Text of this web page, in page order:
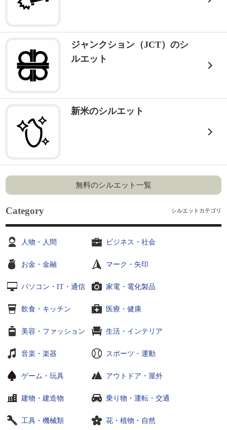
ジャンクション（JCT）のシ
ルエット
新米のシルエット
無料のシルエット一覧
Category シルエットカテゴリ
人物・人間 ビジネス・社会
お金・金融 マーク・矢印
パソコン・IT・通信 家電・電化製品
飲食・キッチン 医療・健康
美容・ファッション 生活・インテリア
音楽・楽器 スポーツ・運動
ゲーム・玩具 アウトドア・屋外
建物・建造物 乗り物・運転・交通
工具・機械類 花・植物・自然